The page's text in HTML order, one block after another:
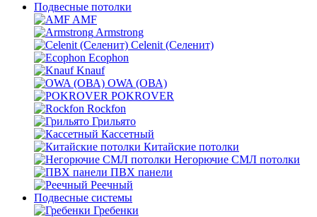
Подвесные потолки
AMF
Armstrong
Celenit (Селенит)
Ecophon
Knauf
OWA (ОВА)
POKROVER
Rockfon
Грильято
Кассетный
Китайские потолки
Негорючие СМЛ потолки
ПВХ панели
Реечный
Подвесные системы
Гребенки